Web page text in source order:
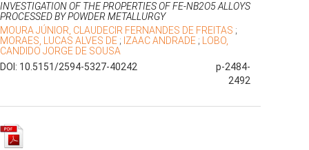
INVESTIGATION OF THE PROPERTIES OF FE-NB2O5 ALLOYS
PROCESSED BY POWDER METALLURGY
MOURA JÚNIOR, CLAUDECIR FERNANDES DE FREITAS ;
MORAES, LUCAS ALVES DE ; IZAAC ANDRADE ; LOBO,
CANDIDO JORGE DE SOUSA
DOI: 10.5151/2594-5327-40242
p-2484-
2492